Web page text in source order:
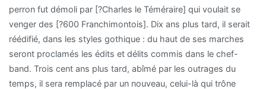
perron fut démoli par [?Charles le Téméraire] qui voulait se
venger des [?600 Franchimontois]. Dix ans plus tard, il serait
réédifié, dans les styles gothique : du haut de ses marches
seront proclamés les édits et délits commis dans le chef-
band. Trois cent ans plus tard, abîmé par les outrages du
temps, il sera remplacé par un nouveau, celui-là qui trône